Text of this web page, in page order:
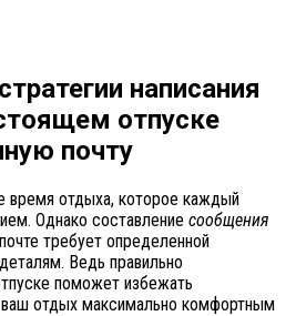
написания
отпуске
почту
время отдыха, которое каждый
Однако составление сообщения
требует определенной
Ведь правильно
поможет избежать
отдых максимально комфортным